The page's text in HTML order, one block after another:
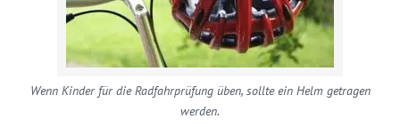
Wenn Kinder für die Radfahrprüfung üben, sollte ein Helm getragen
werden.